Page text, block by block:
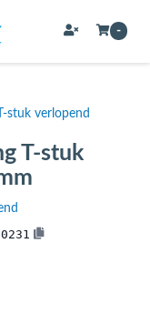
-
T-stuk verlopend
T-stuk